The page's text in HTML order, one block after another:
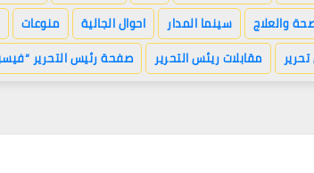
والعلاج سينما المدار احوال الجالية منوعات
مقابلات ريئس التحرير صفحة رئيس التحرير